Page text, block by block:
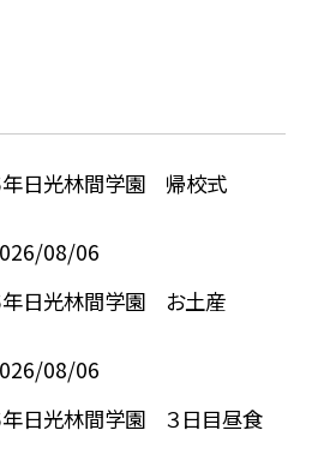
年日光林間学園 帰校式
08/06
年日光林間学園 お土産
08/06
年日光林間学園 ３日目昼食